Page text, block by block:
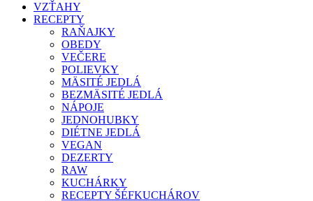
VZŤAHY
RECEPTY
RAŇAJKY
OBEDY
VEČERE
POLIEVKY
MÄSITÉ JEDLÁ
BEZMÄSITÉ JEDLÁ
NÁPOJE
JEDNOHUBKY
DIÉTNE JEDLÁ
VEGAN
DEZERTY
RAW
KUCHÁRKY
RECEPTY ŠÉFKUCHÁROV